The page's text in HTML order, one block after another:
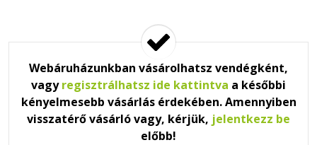
Webáruházunkban vásárolhatsz vendégként,
vagyregisztrálhatsz ide kattintva a későbbi
kényelmesebb vásárlás érdekében. Amennyiben
visszatérő vásárló vagy, kérjük, jelentkezz be
előbb!